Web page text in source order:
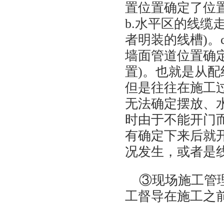
置位置确定了位
b.水平区的线缆
者明装的线槽)
墙面管道位置确
置)。也就是从
但是往往在施工
无法确定摆放、
时由于不能开门
有确定下来后就
况发生，或者是
③现场施工管
工督导在施工之